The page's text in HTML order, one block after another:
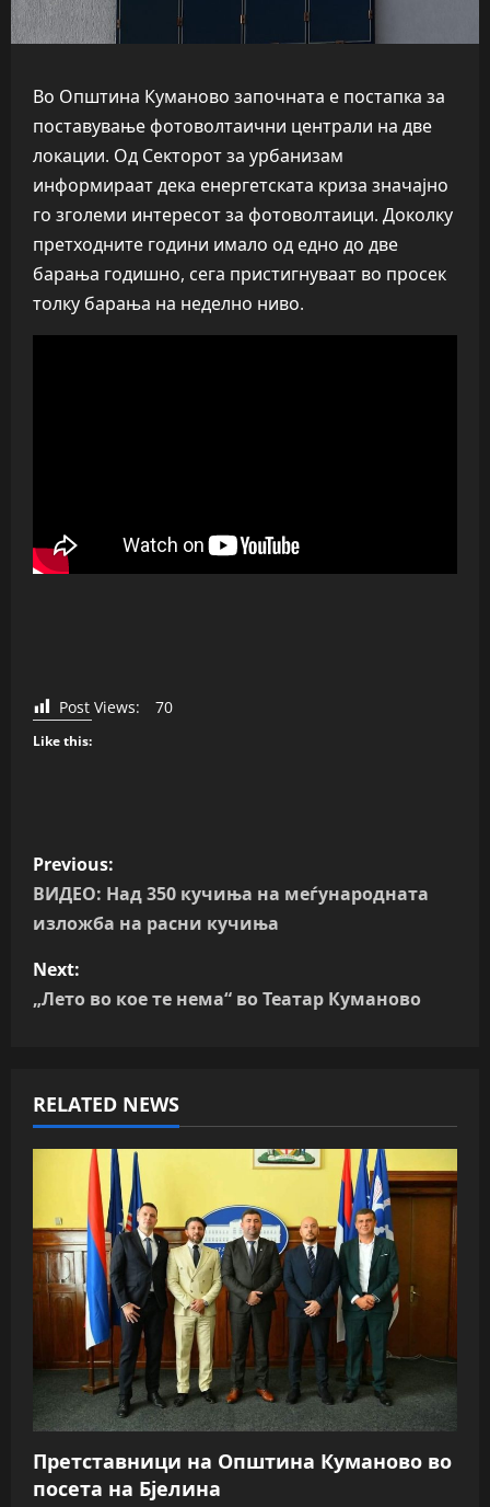
Во Општина Куманово започната е постапка за
поставување фотоволтаични централи на две
локации. Од Секторот за урбанизам
информираат дека енергетската криза значајно
го зголеми интересот за фотоволтаици. Доколку
претходните години имало од едно до две
барања годишно, сега пристигнуваат во просек
толку барања на неделно ниво.
Post Views: 70
Like this:
P
o
t
v
g
a
t
i
o
n
Previous:
ВИДЕО: Над 350 кучиња на меѓународната
изложба на расни кучиња
Next:
„Лето во кое те нема“ во Театар Куманово
RELATED NEWS
Претставници на Општина Куманово во
посета на Бјелина